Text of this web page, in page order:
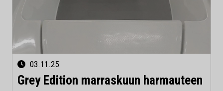
03.11.25
Grey Edition marraskuun harmauteen